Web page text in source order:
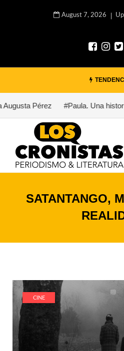
August 7, 2026
Pérez #Paula. Una
SATANTANGO,
CINE